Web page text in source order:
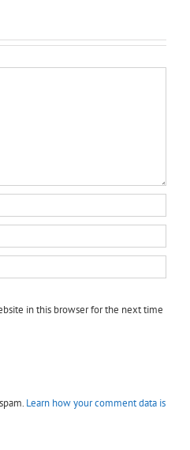
in this browser for the next time
Learn how your comment data is